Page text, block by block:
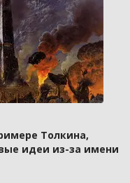
Толкина,
идеи из-за имени